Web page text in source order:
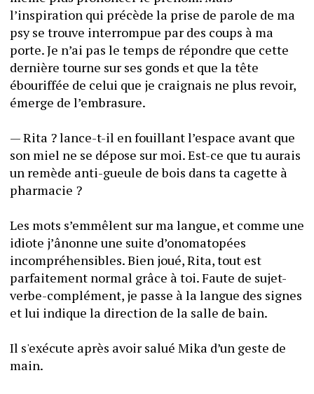
l’inspiration qui précède la prise de parole de ma
psy se trouve interrompue par des coups à ma
porte. Je n’ai pas le temps de répondre que cette
dernière tourne sur ses gonds et que la tête
ébouriffée de celui que je craignais ne plus revoir,
— Rita ? lance-t-il en fouillant l’espace avant que
son miel ne se dépose sur moi. Est-ce que tu aurais
un remède anti-gueule de bois dans ta cagette à
pharmacie ?
Les mots s’emmêlent sur ma langue, et comme une
idiote j’ânonne une suite d’onomatopées
incompréhensibles. Bien joué, Rita, tout est
parfaitement normal grâce à toi. Faute de sujet-
verbe-complément, je passe à la langue des signes
Il s'exécute après avoir salué Mika d’un geste de